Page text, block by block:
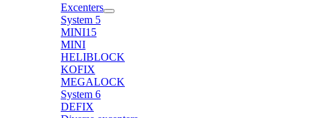
Excenters
System 5
MINI15
MINI
HELIBLOCK
KOFIX
MEGALOCK
System 6
DEFIX